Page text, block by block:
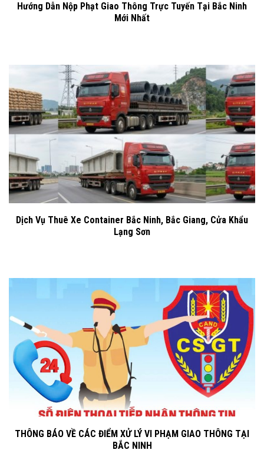
Hướng Dẫn Nộp Phạt Giao Thông Trực Tuyến Tại Bắc Ninh
Mới Nhất
Dịch Vụ Thuê Xe Container Bắc Ninh, Bắc Giang, Cửa Khẩu
Lạng Sơn
THÔNG BÁO VỀ CÁC ĐIỂM XỬ LÝ VI PHẠM GIAO THÔNG TẠI
BẮC NINH